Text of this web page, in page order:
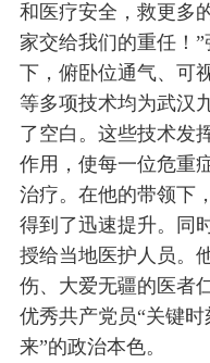
和医疗安全，救更多
家交给我们的重任！
下，俯卧位通气、可
等多项技术均为武汉
了空白。这些技术发
作用，使每一位危重
治疗。在他的带领下
得到了迅速提升。同
授给当地医护人员。
伤、大爱无疆的医者
优秀共产党员“关键
来”的政治本色。